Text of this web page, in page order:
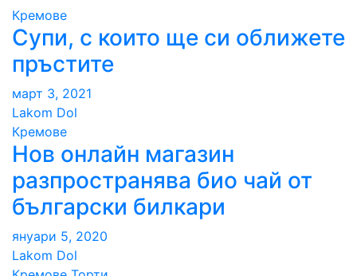
Кремове
Супи, с които ще си оближете
пръстите
март 3, 2021
Lakom Dol
Кремове
Нов онлайн магазин
разпространява био чай от
български билкари
януари 5, 2020
Lakom Dol